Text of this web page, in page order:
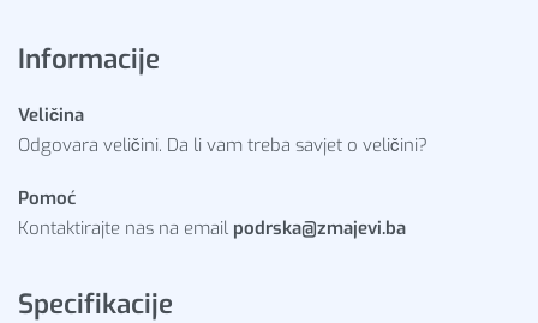
Informacije
Veličina
Odgovara veličini. Da li vam treba savjet o veličini?
Pomoć
Kontaktirajte nas na email podrska@zmajevi.ba
Specifikacije